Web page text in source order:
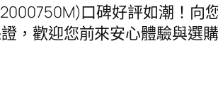
口碑好評如潮！向
，歡迎您前來安心體驗與選購